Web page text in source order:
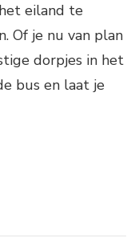
eiland te
Of je nu van plan
dorpjes in het
bus en laat je